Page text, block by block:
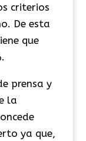
criterios
De esta
que
prensa y
la
ya que,